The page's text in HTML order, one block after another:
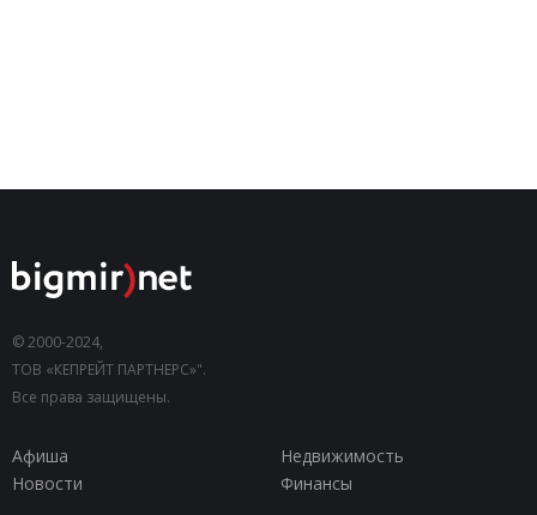
© 2000-2024,
ТОВ «КЕПРЕЙТ ПАРТНЕРС»".
Все права защищены.
Афиша
Недвижимость
Новости
Финансы